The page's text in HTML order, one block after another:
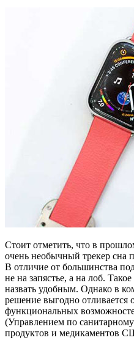
Стоит отметить, что в
очень необычный трекер сна
В отличие от большинства
не на запястье, а на лоб.
назвать удобным. Однако в
решение выгодно отливается
функциональных
(Управлением по
продуктов и медикаментов